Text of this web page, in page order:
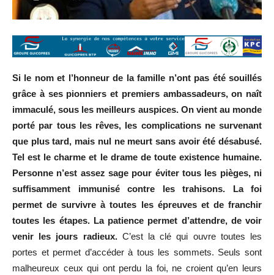
Si le nom et l’honneur de la famille n’ont pas été souillés
grâce à ses pionniers et premiers ambassadeurs, on naît
immaculé, sous les meilleurs auspices. On vient au monde
porté par tous les rêves, les complications ne survenant
que plus tard, mais nul ne meurt sans avoir été désabusé.
Tel est le charme et le drame de toute existence humaine.
Personne n’est assez sage pour éviter tous les pièges, ni
suffisamment immunisé contre les trahisons. La foi
permet de survivre à toutes les épreuves et de franchir
toutes les étapes. La patience permet d’attendre, de voir
venir les jours radieux.C’est la clé qui ouvre toutes les
portes et permet d’accéder à tous les sommets. Seuls sont
malheureux ceux qui ont perdu la foi, ne croient qu’en leurs